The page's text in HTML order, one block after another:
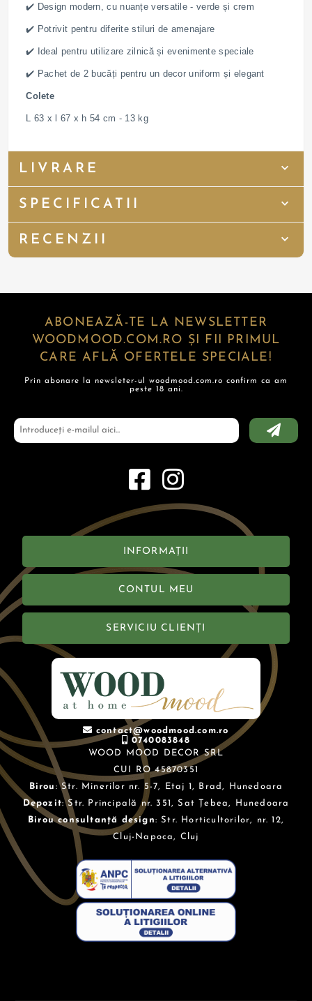
✔️ Design modern, cu nuanțe versatile - verde și crem
✔️ Potrivit pentru diferite stiluri de amenajare
✔️ Ideal pentru utilizare zilnică și evenimente speciale
✔️ Pachet de 2 bucăți pentru un decor uniform și elegant
Colete
L 63 x l 67 x h 54 cm - 13 kg
LIVRARE
SPECIFICATII
RECENZII
ABONEAZĂ-TE LA NEWSLETTER
WOODMOOD.COM.RO ȘI FII PRIMUL
CARE AFLĂ OFERTELE SPECIALE!
Prin abonare la newsleter-ul woodmood.com.ro confirm ca am
peste 18 ani.
INFORMAȚII
CONTUL MEU
SERVICIU CLIENȚI
contact@woodmood.com.ro
0740083848
WOOD MOOD DECOR SRL
CUI RO 45870351
Birou : Str. Minerilor nr. 5-7, Etaj 1, Brad, Hunedoara
Depozit: Str. Principală nr. 351, Sat Țebea, Hunedoara
Birou consultanță design: Str. Horticultorilor, nr. 12,
Cluj-Napoca, Cluj